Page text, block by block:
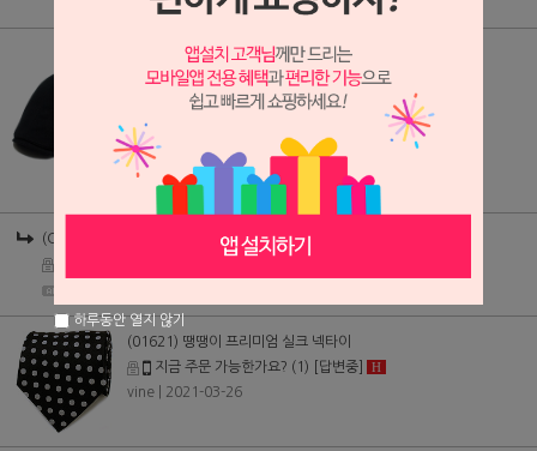
(CAP210312) 피에르가르댕 헌팅캡
색상문의[답변완료] H
thgimthgim| 2021-04-29
(CAP210312) 피에르가르댕 헌팅캡
(01621) 땡땡이 프리미엄 실크 넥타이
지금 주문 가능한가요? (1) [답변중]
H
vine
| 2021-03-26
하루동안 열지 않기